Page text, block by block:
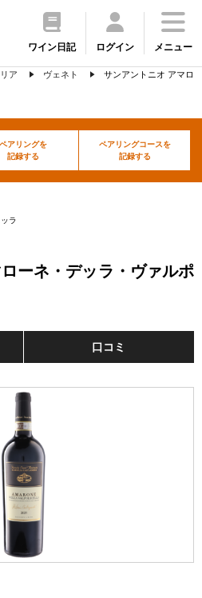
ワイン日記 ログイン メニュー
ア ヴェネト
サンアントニオ アマロ
ペアリングを
記録する
ペアリングコースを
記録する
ラ
ーネ・デッラ・ヴァルポ
口コミ